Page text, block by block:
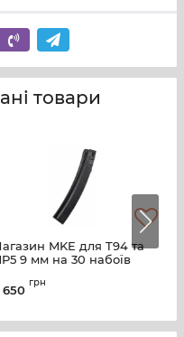
товари
MKE для T94 та
9 мм на 30 набоїв
650
грн